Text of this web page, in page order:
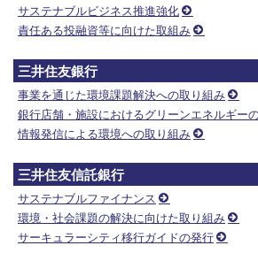
サステナブルビジネス推進強化
責任ある投融資等に向けた取組み
三井住友銀行
事業を通じた環境課題解決への取り組み
銀行店舗・施設におけるグリーンエネルギー
情報発信による環境への取り組み
三井住友信託銀行
サステナブルファイナンス
環境・社会課題の解決に向けた取り組み
サーキュラーシティ移行ガイドの発行